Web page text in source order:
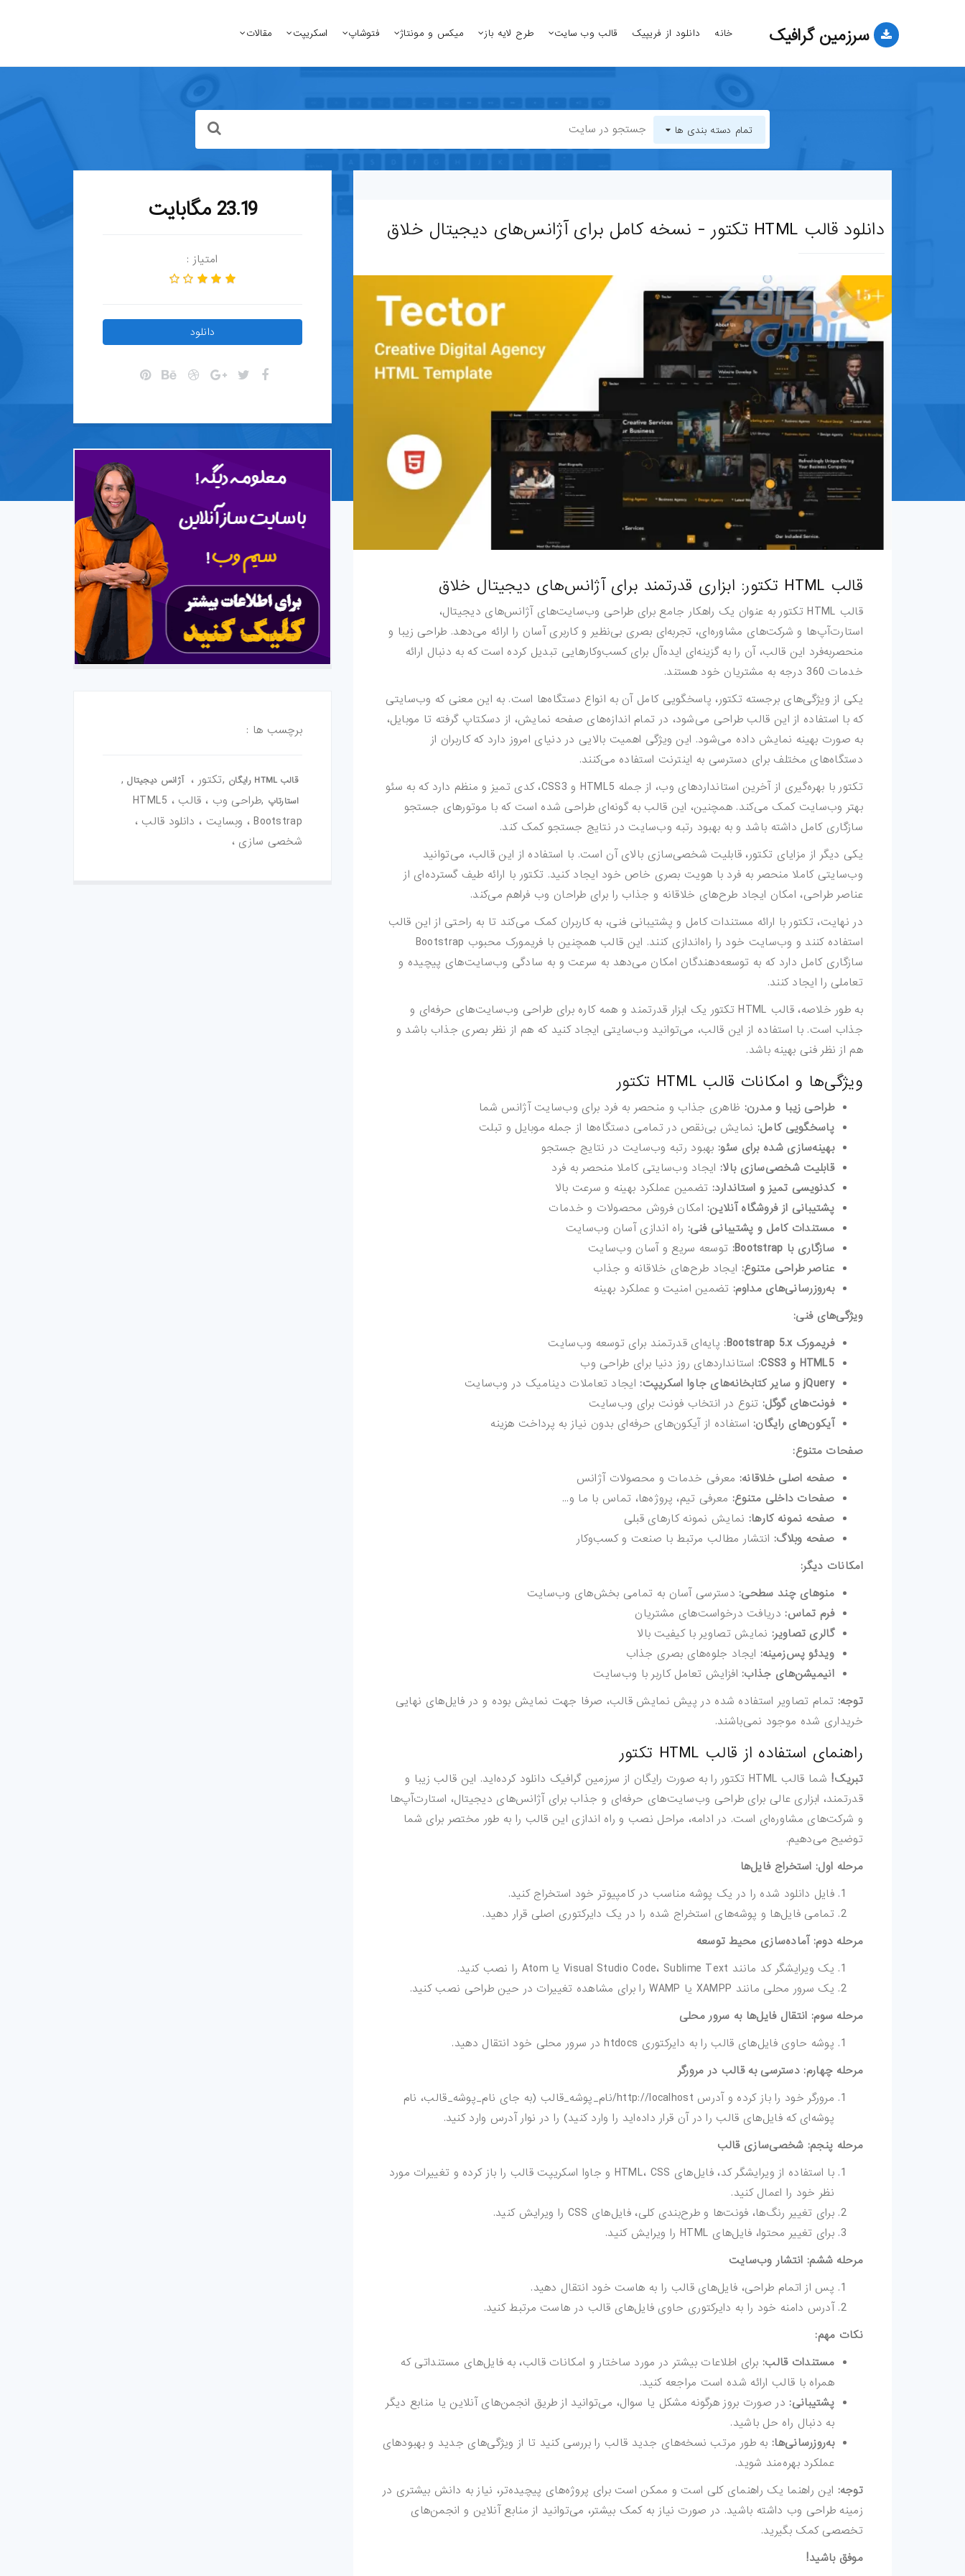
سرزمین گرافیک خانه دانلود از فریپیک قالب وب سایت طرح لایه باز میکس و مونتاژ فتوشاپ اسکریپت مقالات
تمام دسته بندی ها
قالب-وردپرس
قالب-جوملا
قالب-پرستاشاپ
قالب-OpenCart
قالب-دروپال
قالب-Shopify
قالب-whmcs
طرح-لایه-باز
بروشور-و-کاتالوگ
پوستر
کارت-ویزیت
وکتور
قالب-پست-استوری
تصاویر-استوک
میکس-و-مونتاژ
فوتیج
پروژه-افتر-افکت
پروژه-پریمیر
فتوشاپ
براش-فتوشاپ
پریست-لایتروم
اسکریپت
اسکریپت-php
اپلیکیشن
بازی-HTML
ترفند-فتوشاپ
ترفند-افترافکت
ترفند-پریمیر
سایر
دانلود قالب HTML تکتور - نسخه کامل برای آژانس‌های دیجیتال خلاق
قالب HTML تکتور: ابزاری قدرتمند برای آژانس‌های دیجیتال خلاق
قالب HTML تکتور به عنوان یک راهکار جامع برای طراحی وب‌سایت‌های آژانس‌های دیجیتال،
استارت‌آپ‌ها و شرکت‌های مشاوره‌ای، تجربه‌ای بصری بی‌نظیر و کاربری آسان را ارائه می‌دهد. طراحی زیبا و
منحصربه‌فرد این قالب، آن را به گزینه‌ای ایده‌آل برای کسب‌وکارهایی تبدیل کرده است که به دنبال ارائه
خدمات 360 درجه به مشتریان خود هستند.
یکی از ویژگی‌های برجسته تکتور، پاسخگویی کامل آن به انواع دستگاه‌ها است. به این معنی که وب‌سایتی
که با استفاده از این قالب طراحی می‌شود، در تمام اندازه‌های صفحه نمایش، از دسکتاپ گرفته تا موبایل،
به صورت بهینه نمایش داده می‌شود. این ویژگی اهمیت بالایی در دنیای امروز دارد که کاربران از
دستگاه‌های مختلف برای دسترسی به اینترنت استفاده می‌کنند.
تکتور با بهره‌گیری از آخرین استانداردهای وب، از جمله HTML5 و CSS3، کدی تمیز و منظم دارد که به سئو
بهتر وب‌سایت کمک می‌کند. همچنین، این قالب به گونه‌ای طراحی شده است که با موتورهای جستجو
سازگاری کامل داشته باشد و به بهبود رتبه وب‌سایت در نتایج جستجو کمک کند.
یکی دیگر از مزایای تکتور، قابلیت شخصی‌سازی بالای آن است. با استفاده از این قالب، می‌توانید
وب‌سایتی کاملا منحصر به فرد با هویت بصری خاص خود ایجاد کنید. تکتور با ارائه طیف گسترده‌ای از
عناصر طراحی، امکان ایجاد طرح‌های خلاقانه و جذاب را برای طراحان وب فراهم می‌کند.
در نهایت، تکتور با ارائه مستندات کامل و پشتیبانی فنی، به کاربران کمک می‌کند تا به راحتی از این قالب
استفاده کنند و وب‌سایت خود را راه‌اندازی کنند. این قالب همچنین با فریمورک محبوب Bootstrap
سازگاری کامل دارد که به توسعه‌دهندگان امکان می‌دهد به سرعت و به سادگی وب‌سایت‌های پیچیده و
تعاملی را ایجاد کنند.
به طور خلاصه، قالب HTML تکتور یک ابزار قدرتمند و همه کاره برای طراحی وب‌سایت‌های حرفه‌ای و
جذاب است. با استفاده از این قالب، می‌توانید وب‌سایتی ایجاد کنید که هم از نظر بصری جذاب باشد و
هم از نظر فنی بهینه باشد.
ویژگی‌ها و امکانات قالب HTML تکتور
طراحی زیبا و مدرن: ظاهری جذاب و منحصر به فرد برای وب‌سایت آژانس شما
پاسخگویی کامل: نمایش بی‌نقص در تمامی دستگاه‌ها از جمله موبایل و تبلت
بهینه‌سازی شده برای سئو: بهبود رتبه وب‌سایت در نتایج جستجو
قابلیت شخصی‌سازی بالا: ایجاد وب‌سایتی کاملا منحصر به فرد
کدنویسی تمیز و استاندارد: تضمین عملکرد بهینه و سرعت بالا
پشتیبانی از فروشگاه آنلاین: امکان فروش محصولات و خدمات
مستندات کامل و پشتیبانی فنی: راه اندازی آسان وب‌سایت
سازگاری با Bootstrap:
توسعه سریع و آسان وب‌سایت
عناصر طراحی متنوع: ایجاد طرح‌های خلاقانه و جذاب
به‌روزرسانی‌های مداوم: تضمین امنیت و عملکرد بهینه
ویژگی‌های فنی:
فریمورک Bootstrap 5.x:
پایه‌ای قدرتمند برای توسعه وب‌سایت
HTML5 و CSS3:
استانداردهای روز دنیا برای طراحی وب
jQuery و سایر کتابخانه‌های جاوا اسکریپت:
ایجاد تعاملات دینامیک در وب‌سایت
فونت‌های گوگل: تنوع در انتخاب فونت برای وب‌سایت
آیکون‌های رایگان: استفاده از آیکون‌های حرفه‌ای بدون نیاز به پرداخت هزینه
صفحات متنوع:
صفحه اصلی خلاقانه: معرفی خدمات و محصولات آژانس
صفحات داخلی متنوع: معرفی تیم، پروژه‌ها، تماس با ما و...
صفحه نمونه کارها: نمایش نمونه کارهای قبلی
صفحه وبلاگ: انتشار مطالب مرتبط با صنعت و کسب‌وکار
امکانات دیگر:
منوهای چند سطحی: دسترسی آسان به تمامی بخش‌های وب‌سایت
فرم تماس: دریافت درخواست‌های مشتریان
گالری تصاویر: نمایش تصاویر با کیفیت بالا
ویدئو پس‌زمینه: ایجاد جلوه‌های بصری جذاب
انیمیشن‌های جذاب: افزایش تعامل کاربر با وب‌سایت
توجه: تمام تصاویر استفاده شده در پیش نمایش قالب، صرفا جهت نمایش بوده و در فایل‌های نهایی
خریداری شده موجود نمی‌باشند.
راهنمای استفاده از قالب HTML تکتور
تبریک!
شما قالب HTML تکتور را به صورت رایگان از سرزمین گرافیک دانلود کرده‌اید. این قالب زیبا و
قدرتمند، ابزاری عالی برای طراحی وب‌سایت‌های حرفه‌ای و جذاب برای آژانس‌های دیجیتال، استارت‌آپ‌ها
و شرکت‌های مشاوره‌ای است. در ادامه، مراحل نصب و راه اندازی این قالب را به طور مختصر برای شما
توضیح می‌دهیم.
مرحله اول: استخراج فایل‌ها
فایل دانلود شده را در یک پوشه مناسب در کامپیوتر خود استخراج کنید.
تمامی فایل‌ها و پوشه‌های استخراج شده را در یک دایرکتوری اصلی قرار دهید.
مرحله دوم: آماده‌سازی محیط توسعه
یک ویرایشگر کد مانند Visual Studio Code، Sublime Text یا Atom را نصب کنید.
یک سرور محلی مانند XAMPP یا WAMP را برای مشاهده تغییرات در حین طراحی نصب کنید.
مرحله سوم: انتقال فایل‌ها به سرور محلی
پوشه حاوی فایل‌های قالب را به دایرکتوری htdocs در سرور محلی خود انتقال دهید.
مرحله چهارم: دسترسی به قالب در مرورگر
مرورگر خود را باز کرده و آدرس http://localhost/نام_پوشه_قالب (به جای نام_پوشه_قالب، نام
پوشه‌ای که فایل‌های قالب را در آن قرار داده‌اید را وارد کنید) را در نوار آدرس وارد کنید.
مرحله پنجم: شخصی‌سازی قالب
با استفاده از ویرایشگر کد، فایل‌های HTML، CSS و جاوا اسکریپت قالب را باز کرده و تغییرات مورد
نظر خود را اعمال کنید.
برای تغییر رنگ‌ها، فونت‌ها و طرح‌بندی کلی، فایل‌های CSS را ویرایش کنید.
برای تغییر محتوا، فایل‌های HTML را ویرایش کنید.
مرحله ششم: انتشار وب‌سایت
پس از اتمام طراحی، فایل‌های قالب را به هاست خود انتقال دهید.
آدرس دامنه خود را به دایرکتوری حاوی فایل‌های قالب در هاست مرتبط کنید.
نکات مهم:
مستندات قالب: برای اطلاعات بیشتر در مورد ساختار و امکانات قالب، به فایل‌های مستنداتی که
همراه با قالب ارائه شده است مراجعه کنید.
پشتیبانی: در صورت بروز هرگونه مشکل یا سوال، می‌توانید از طریق انجمن‌های آنلاین یا منابع دیگر
به دنبال راه حل باشید.
به‌روزرسانی‌ها: به طور مرتب نسخه‌های جدید قالب را بررسی کنید تا از ویژگی‌های جدید و بهبودهای
عملکرد بهره‌مند شوید.
توجه: این راهنما یک راهنمای کلی است و ممکن است برای پروژه‌های پیچیده‌تر، نیاز به دانش بیشتری در
زمینه طراحی وب داشته باشید. در صورت نیاز به کمک بیشتر، می‌توانید از منابع آنلاین و انجمن‌های
تخصصی کمک بگیرید.
موفق باشید!
23.19 مگابایت
امتیاز :
دانلود
برچسب ها :
قالب HTML رایگان ,تکتور ، آژانس دیجیتال,
استارتاپ
,طراحی وب ، قالب HTML5 ،
Bootstrap ، وبسایت ، دانلود قالب ،
شخصی سازی ،